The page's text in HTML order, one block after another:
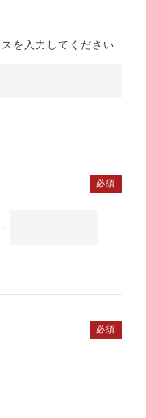
を入力してください
必須
-
必須